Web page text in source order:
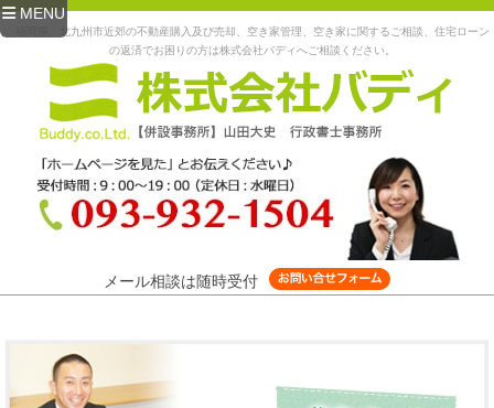
MENU
福岡県、北九州市近郊の不動産購入及び売却、空き家管理、空き家に関するご相談、住宅ローン
の返済でお困りの方は株式会社バディへご相談ください。
メール相談は随時受付